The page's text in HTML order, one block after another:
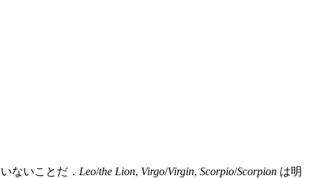
ないことだ． Leo/the Lion, Virgo/Virgin, Scorpio/Scorpion は明